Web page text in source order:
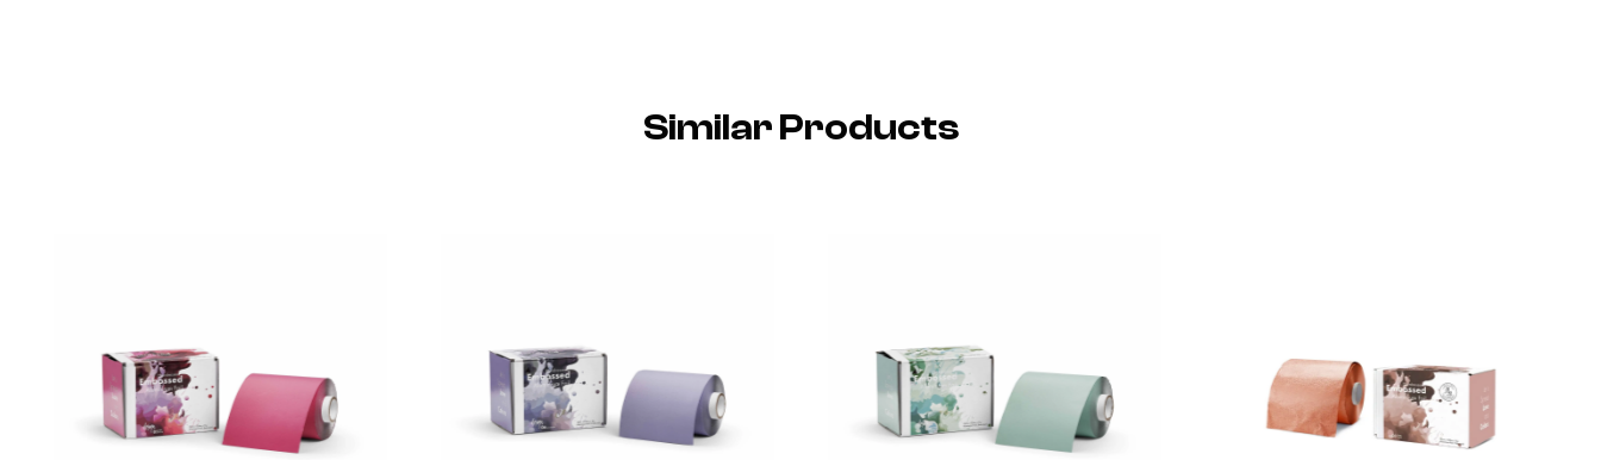
Similar Products